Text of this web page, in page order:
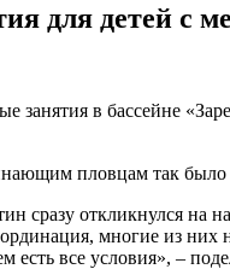
для детей с
занятия в бассейне
пловцам так
сразу откликнулся
многие из них
есть все условия», –